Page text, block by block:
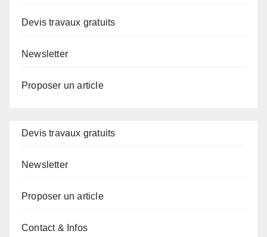
Devis travaux gratuits
Newsletter
Proposer un article
Devis travaux gratuits
Newsletter
Proposer un article
Contact & Infos